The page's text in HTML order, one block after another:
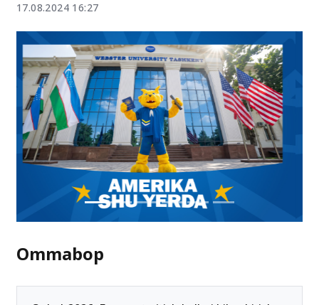
17.08.2024 16:27
Ommabop